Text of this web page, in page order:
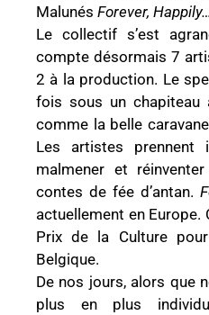
Malunés Forever, Happily…
Le collectif s’est
compte désormais 7
2 à la production. Le
fois sous un chapiteau
comme la belle
Les artistes
malmener et
contes de fée d’antan.
actuellement en Europe.
Prix de la Culture
Belgique.
De nos jours, alors que
plus en plus